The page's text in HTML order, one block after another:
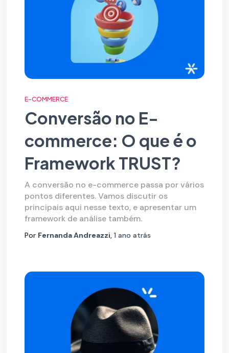
E-COMMERCE
Conversão no E-
commerce: O que é o
Framework TRUST?
A conversão no e-commerce passa por vários
pontos diferentes. Vamos discutir os
principais aqui nesse texto, e apresentar um
framework de análise também.
Por Fernanda Andreazzi, 1 ano atrás